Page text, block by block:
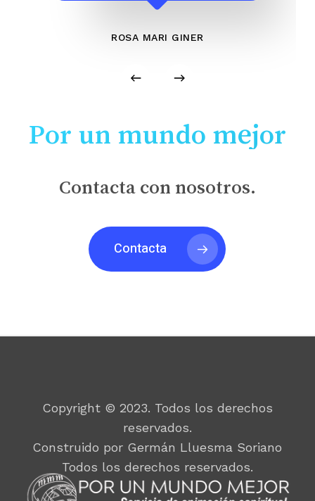
ROSA MARI GINER
Por un mundo mejor
Contacta con nosotros.
Contacta
Copyright © 2023. Todos los derechos
reservados.
Construido por Germán Lluesma Soriano
Todos los derechos reservados.